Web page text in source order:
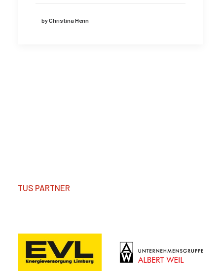
by Christina Henn
TUS PARTNER